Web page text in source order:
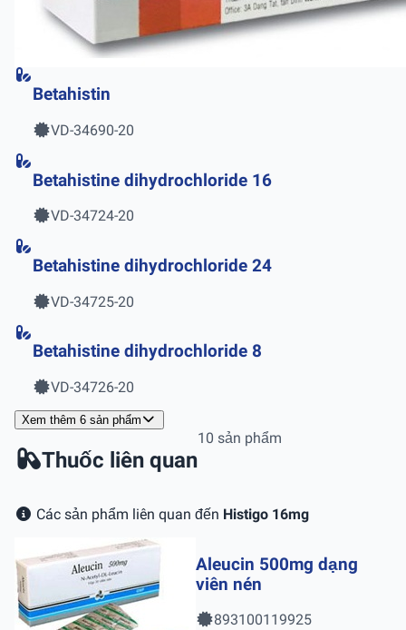
Betahistin
VD-34690-20
Betahistine dihydrochloride 16
VD-34724-20
Betahistine dihydrochloride 24
VD-34725-20
Betahistine dihydrochloride 8
VD-34726-20
Xem thêm 6 sản phẩm
Thuốc liên quan
10 sản phẩm
Các sản phẩm liên quan đến Histigo 16mg
Aleucin 500mg dạng
viên nén
893100119925